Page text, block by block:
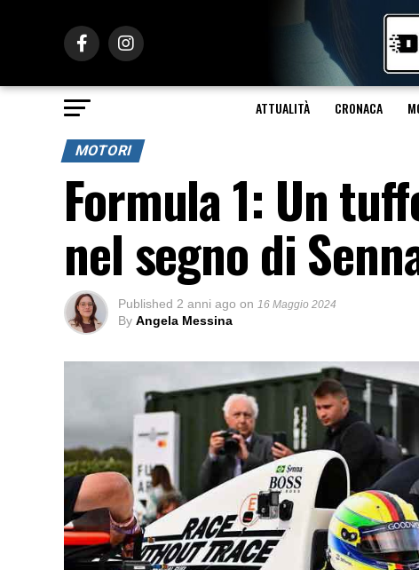
ATTUALITÀ CRONACA
MOTORI
Formula 1: Un
nel segno di
Published 2 anni ago on 16 Maggio 2024
By Angela Messina